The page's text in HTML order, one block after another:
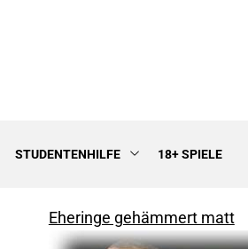
STUDENTENHILFE 18+ SPIELE
Eheringe gehämmert matt